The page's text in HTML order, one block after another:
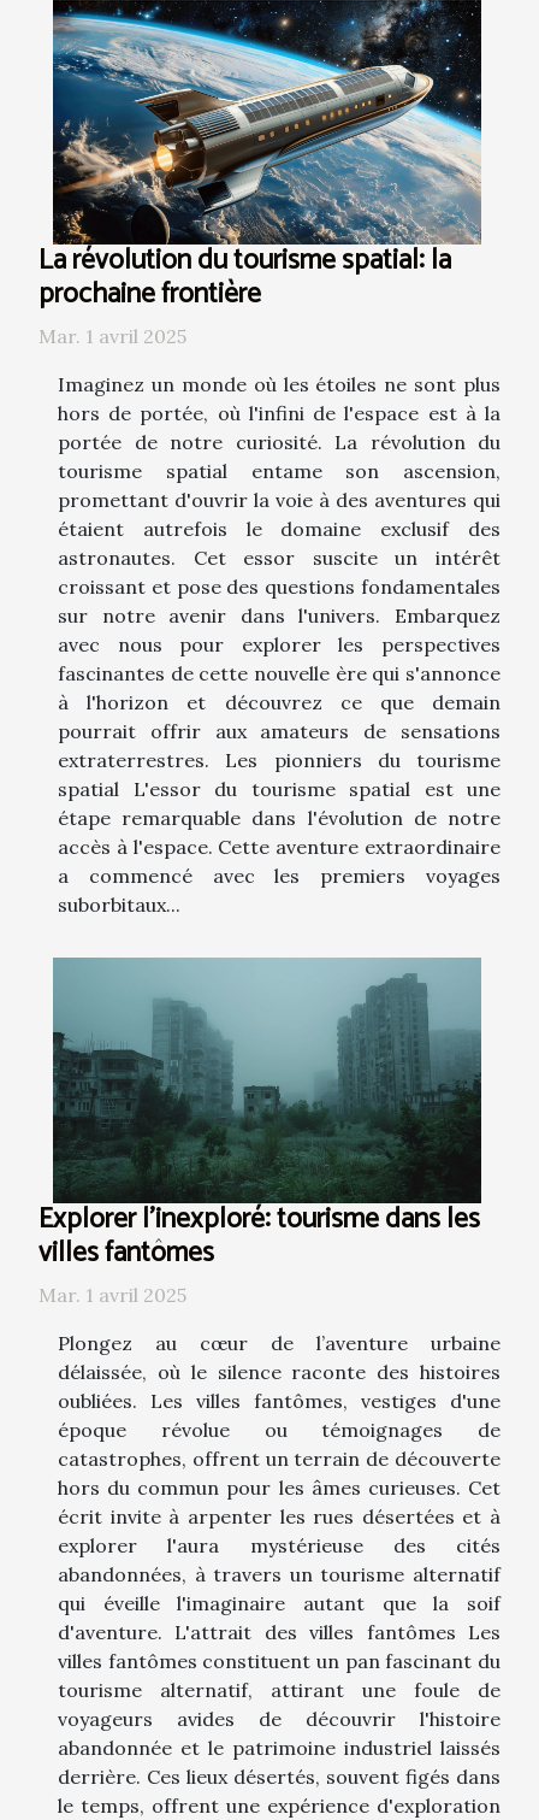
La révolution du tourisme spatial: la
prochaine frontière
Mar. 1 avril 2025
Imaginez un monde où les étoiles ne sont plus
hors de portée, où l'infini de l'espace est à la
portée de notre curiosité. La révolution du
tourisme spatial entame son ascension,
promettant d'ouvrir la voie à des aventures qui
étaient autrefois le domaine exclusif des
astronautes. Cet essor suscite un intérêt
croissant et pose des questions fondamentales
sur notre avenir dans l'univers. Embarquez
avec nous pour explorer les perspectives
fascinantes de cette nouvelle ère qui s'annonce
à l'horizon et découvrez ce que demain
pourrait offrir aux amateurs de sensations
extraterrestres. Les pionniers du tourisme
spatial L'essor du tourisme spatial est une
étape remarquable dans l'évolution de notre
accès à l'espace. Cette aventure extraordinaire
a commencé avec les premiers voyages
suborbitaux...
Explorer l'inexploré: tourisme dans les
villes fantômes
Mar. 1 avril 2025
Plongez au cœur de l’aventure urbaine
délaissée, où le silence raconte des histoires
oubliées. Les villes fantômes, vestiges d'une
époque révolue ou témoignages de
catastrophes, offrent un terrain de découverte
hors du commun pour les âmes curieuses. Cet
écrit invite à arpenter les rues désertées et à
explorer l'aura mystérieuse des cités
abandonnées, à travers un tourisme alternatif
qui éveille l'imaginaire autant que la soif
d'aventure. L'attrait des villes fantômes Les
villes fantômes constituent un pan fascinant du
tourisme alternatif, attirant une foule de
voyageurs avides de découvrir l'histoire
abandonnée et le patrimoine industriel laissés
derrière. Ces lieux désertés, souvent figés dans
le temps, offrent une expérience d'exploration